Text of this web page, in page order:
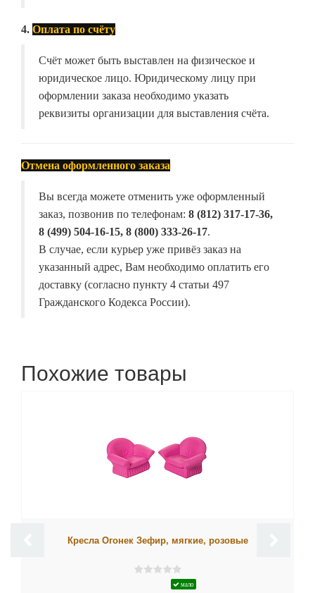
4. Оплата по счёту
Счёт может быть выставлен на физическое и
юридическое лицо. Юридическому лицу при
оформлении заказа необходимо указать
реквизиты организации для выставления счёта.
Отмена оформленного заказа
Вы всегда можете отменить уже оформленный
заказ, позвонив по телефонам: 8 (812) 317-17-36,
8 (499) 504-16-15, 8 (800) 333-26-17.
В случае, если курьер уже привёз заказ на
указанный адрес, Вам необходимо оплатить его
доставку (согласно пункту 4 статьи 497
Гражданского Кодекса России).
Похожие товары
Кресла Огонек Зефир, мягкие, розовые
мало